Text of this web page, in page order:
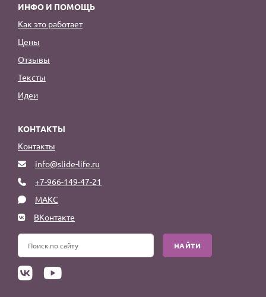
ИНФО И ПОМОЩЬ
Как это работает
Цены
Отзывы
Тексты
Идеи
КОНТАКТЫ
Контакты
info@slide-life.ru
+7-966-149-47-21
МАКС
ВКонтакте
НАЙТИ